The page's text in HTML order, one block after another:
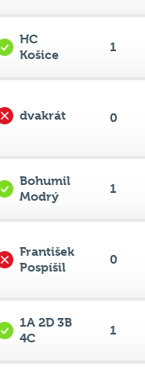
HC
Košice
1
dvakrát 0
Bohumil
Modrý
1
František
Pospíšil
0
1A 2D 3B
4C
1